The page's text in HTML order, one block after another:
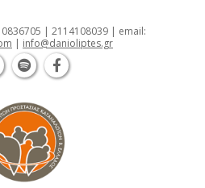
| 2114108039 | email:
| info@danioliptes.gr